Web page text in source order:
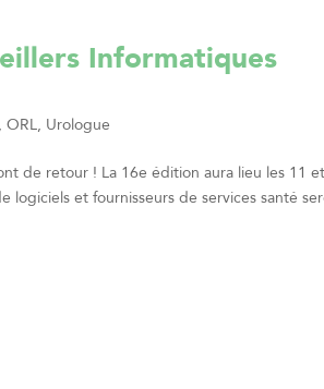
Informatiques
ORL, Urologue
de retour ! La 16e édition aura lieu les 11
logiciels et fournisseurs de services santé